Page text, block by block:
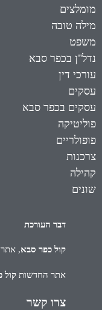
מומלצים
מילה טובה
משפט
נדל"ן בכפר סבא
עורכי דין
עסקים
עסקים בכפר סבא
פוליטיקה
פופולריים
צרכנות
קהילה
שונים
דבר העורכת
קול כפר סבא, אתר
אתר החדשות קול
צרו קשר